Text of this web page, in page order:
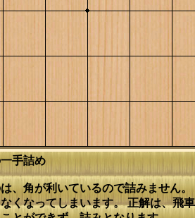
手詰め
、角が利いているので詰みませ
くなってしまいます。 正解は、